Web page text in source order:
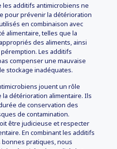
additifs antimicrobiens ne
pour prévenir la détérioration
en combinaison avec
alimentaire, telles que la
des aliments, ainsi
Les additifs
compenser une mauvaise
stockage inadéquates.
jouent un rôle
détérioration alimentaire. Ils
de conservation des
de contamination.
être judicieuse et respecter
En combinant les additifs
bonnes pratiques, nous